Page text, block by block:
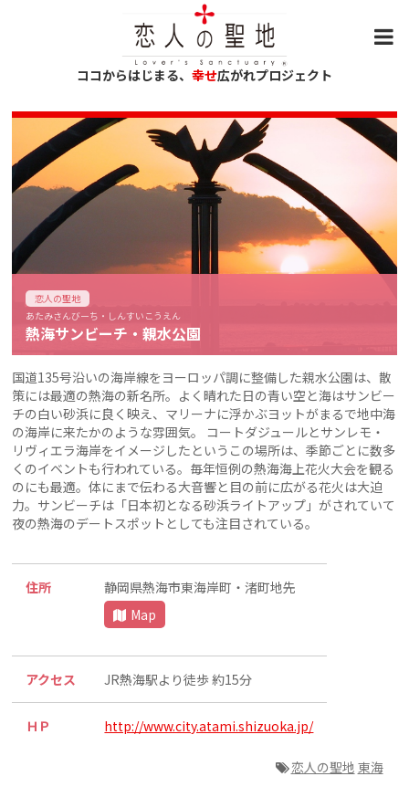
ココからはじまる、 幸せ広がれプロジェクト
恋人の聖地
あたみさんびーち・しんすいこうえん
熱海サンビーチ・親水公園
国道135号沿いの海岸線をヨーロッパ調に整備した親水公園は、散
策には最適の熱海の新名所。よく晴れた日の青い空と海はサンビー
チの白い砂浜に良く映え、マリーナに浮かぶヨットがまるで地中海
の海岸に来たかのような雰囲気。 コートダジュールとサンレモ・
リヴィエラ海岸をイメージしたというこの場所は、季節ごとに数多
くのイベントも行われている。毎年恒例の熱海海上花火大会を観る
のにも最適。体にまで伝わる大音響と目の前に広がる花火は大迫
力。サンビーチは「日本初となる砂浜ライトアップ」がされていて
夜の熱海のデートスポットとしても注目されている。
住所
静岡県熱海市東海岸町・渚町地先
Map
アクセス JR熱海駅より徒歩 約15分
ＨＰ http://www.city.atami.shizuoka.jp/
恋人の聖地 東海